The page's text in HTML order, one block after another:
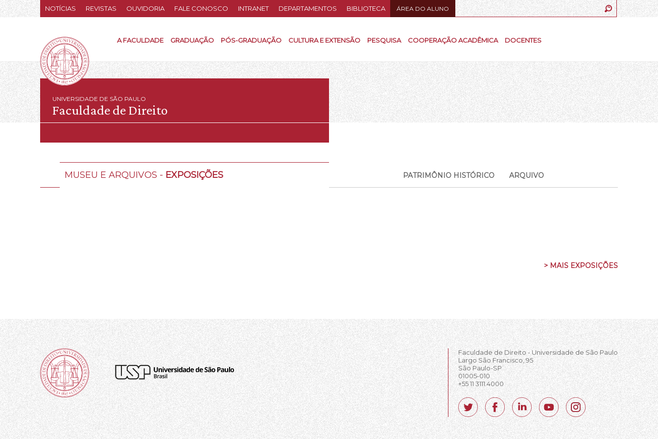
NOTÍCIAS REVISTAS OUVIDORIA FALE CONOSCO INTRANET DEPARTAMENTOS BIBLIOTECA ÁREA DO ALUNO
A FACULDADE GRADUAÇÃO PÓS-GRADUAÇÃO CULTURA E EXTENSÃO PESQUISA COOPERAÇÃO ACADÊMICA DOCENTES
UNIVERSIDADE DE SÃO PAULO
Faculdade de Direito
MUSEU E ARQUIVOS - EXPOSIÇÕES PATRIMÔNIO HISTÓRICO ARQUIVO
> MAIS EXPOSIÇÕES
Faculdade de Direito - Universidade de São Paulo
Largo São Francisco, 95
São Paulo-SP
01005-010
+55 11 3111.4000